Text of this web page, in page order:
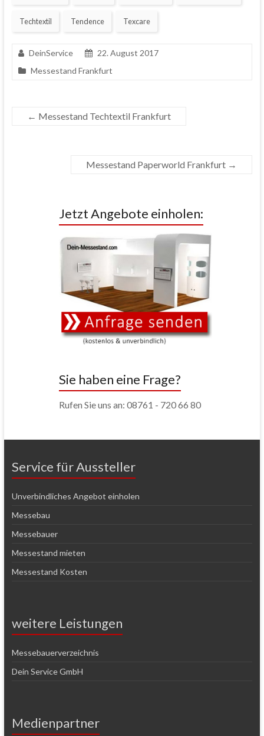
Techtextil Tendence Texcare
DeinService
22. August 2017
Messestand Frankfurt
← Messestand Techtextil Frankfurt
Messestand Paperworld Frankfurt →
Jetzt Angebote einholen:
Sie haben eine Frage?
Rufen Sie uns an: 08761 - 720 66 80
Service für Aussteller
Unverbindliches Angebot einholen
Messebau
Messebauer
Messestand mieten
Messestand Kosten
weitere Leistungen
Messebauerverzeichnis
Dein Service GmbH
Medienpartner